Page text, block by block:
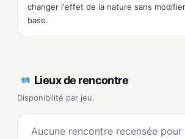
changer l'effet de la nature sans
base.
Lieux de rencontre
Disponibilité par jeu.
Aucune rencontre recensée pour